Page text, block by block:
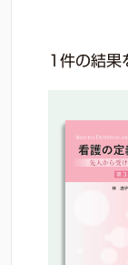
1件の結果